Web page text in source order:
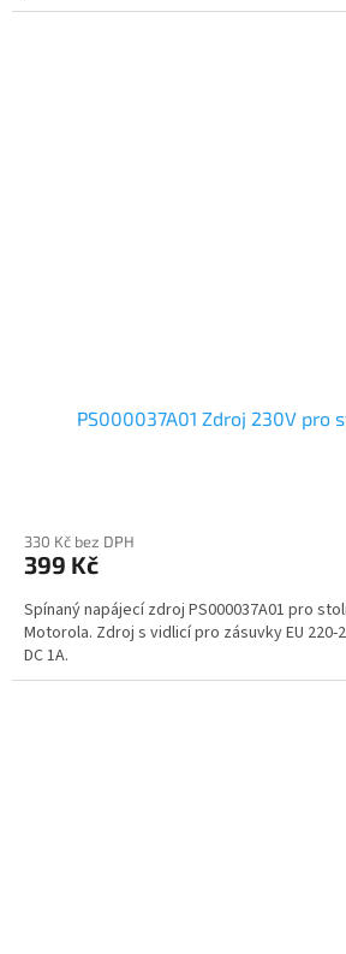
PS000037A01 Zdroj 230V pro
330 Kč bez DPH
399 Kč
Spínaný napájecí zdroj PS000037A01 pro
Motorola. Zdroj s vidlicí pro zásuvky EU 220-
DC 1A.